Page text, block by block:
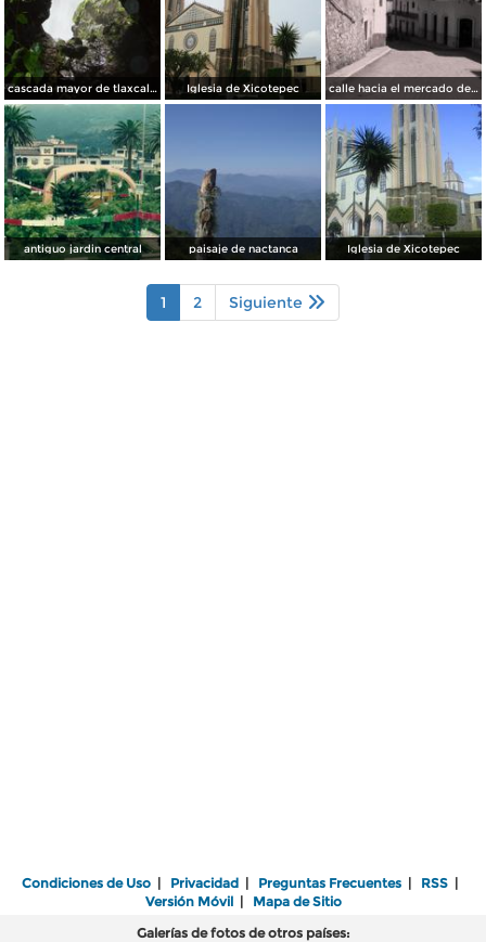
cascada mayor de tlaxcalantongo Iglesia de Xicotepec calle hacia el mercado de naupan, puebla
antiguo jardin central paisaje de nactanca Iglesia de Xicotepec
1 2 Siguiente
Condiciones de Uso | Privacidad | Preguntas Frecuentes | RSS |
Versión Móvil| Mapa de Sitio
Galerías de fotos de otros países: